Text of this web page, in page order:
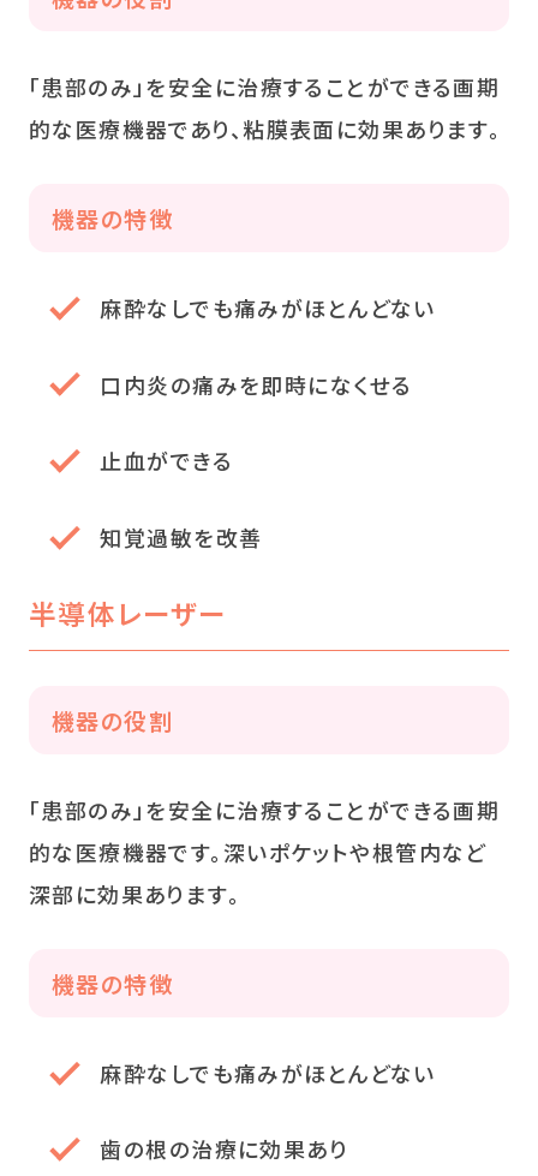
「患部のみ」を安全に治療することができる画期
的な医療機器であり、粘膜表面に効果あります。
機器の特徴
麻酔なしでも痛みがほとんどない
口内炎の痛みを即時になくせる
止血ができる
知覚過敏を改善
半導体レーザー
機器の役割
「患部のみ」を安全に治療することができる画期
的な医療機器です。深いポケットや根管内など
深部に効果あります。
機器の特徴
麻酔なしでも痛みがほとんどない
歯の根の治療に効果あり